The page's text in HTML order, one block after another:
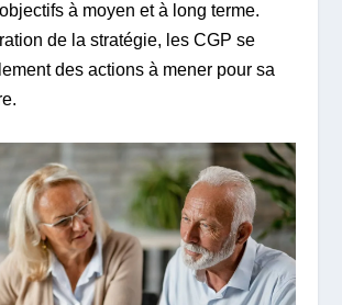
objectifs à moyen et à long terme.
de la stratégie, les CGP se
des actions à mener pour sa